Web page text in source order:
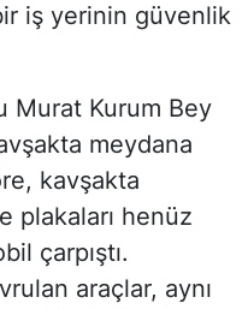
iş yerinin güvenlik
Murat Kurum Bey
meydana
kavşakta
plakaları henüz
çarpıştı.
araçlar, aynı